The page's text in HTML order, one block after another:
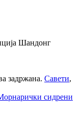
Шандонг
задржана. Савети,
сидрени